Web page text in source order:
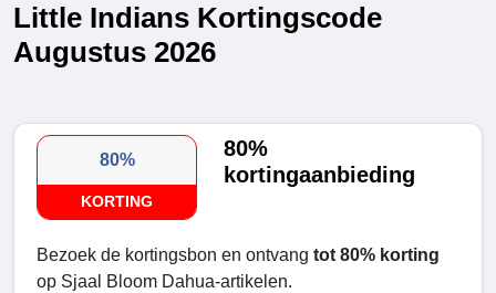
Little Indians Kortingscode
Augustus 2026
80%
KORTING
80%
kortingaanbieding
Bezoek de kortingsbon en ontvang tot 80% korting
op Sjaal Bloom Dahua-artikelen.